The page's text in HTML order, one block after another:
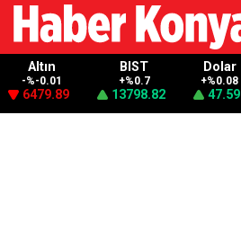
Altın
-%-0.01
6479.89
BIST
+%0.7
13798.82
Dolar
+%0.08
47.59